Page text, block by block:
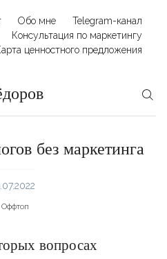
Обо мне
Telegram-канал
Консультация по маркетингу
ценностного предложения
без маркетинга
Оффтоп
вопросах